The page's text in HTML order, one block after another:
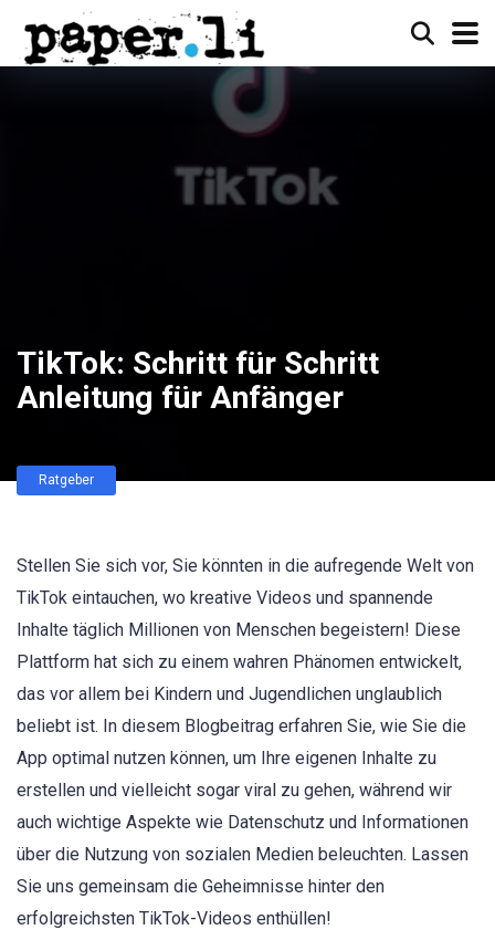
TikTok: Schritt für Schritt
Anleitung für Anfänger
Ratgeber
Stellen Sie sich vor, Sie könnten in die aufregende Welt von
TikTok eintauchen, wo kreative Videos und spannende
Inhalte täglich Millionen von Menschen begeistern! Diese
Plattform hat sich zu einem wahren Phänomen entwickelt,
das vor allem bei Kindern und Jugendlichen unglaublich
beliebt ist. In diesem Blogbeitrag erfahren Sie, wie Sie die
App optimal nutzen können, um Ihre eigenen Inhalte zu
erstellen und vielleicht sogar viral zu gehen, während wir
auch wichtige Aspekte wie Datenschutz und Informationen
über die Nutzung von sozialen Medien beleuchten. Lassen
Sie uns gemeinsam die Geheimnisse hinter den
erfolgreichsten TikTok-Videos enthüllen!